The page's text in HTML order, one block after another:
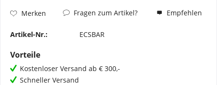
Merken Fragen zum Artikel? Empfehlen
Artikel-Nr.: ECSBAR
Vorteile
Kostenloser Versand ab € 300,-
Schneller Versand